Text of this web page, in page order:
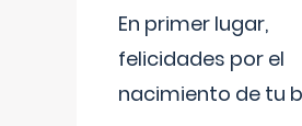
En primer lugar,
felicidades por el
nacimiento de tu